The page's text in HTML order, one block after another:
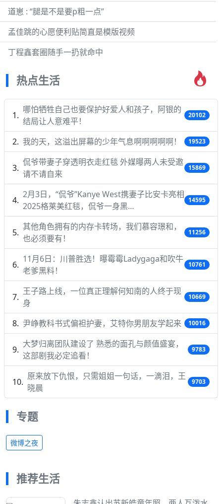
道崽 : “腿是不是要p粗一点”
孟佳跳的心愿便利贴简直是模版视频
丁程鑫套圈随手一扔就命中
热点生活
哪怕牺牲自己也要保护好爱人和孩子，阿银的
结局让人意难平！
20102
我的天，这溢出屏幕的少年气息啊啊啊啊啊！ 19523
侃爷带妻子穿透明衣走红毯 外媒曝两人未受邀
请不请自来
15869
2月3日，“侃爷”Kanye West携妻子比安卡亮相
2025格莱美红毯，侃爷一身黑…
14595
其他角色拥有的内存卡转场，我们慕容璟和，
也必须要有！
11256
11月6日：川普胜选！曝霉霉Ladygaga和吹牛
老爹黑料！
10761
王子路上线，一位真正理解何知南的人终于现
身
10669
尹峥教科书式偏袒护妻，艾特你男朋友学起来 10016
大梦归离团队建设了 熟悉的面孔与颜值盛宴，
这部剧我必定追看！
9783
原来放下仇恨，只需姐姐一句话，一滴泪，王
晓晨
9703
专题
微博之夜
推荐生活